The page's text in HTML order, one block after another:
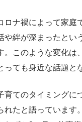
ロナ禍によって家庭
や絆が深まったとい
。このような変化は
っても身近な話題と
育てのタイミングに
れたと語っています